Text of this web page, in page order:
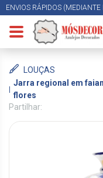
ENVIOS RÁPIDOS
LOUÇAS
Jarra regional em
flores
Partilhar: